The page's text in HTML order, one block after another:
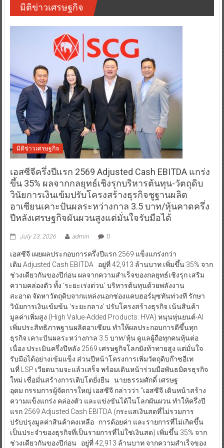
มิติข่าวเศรษฐกิจ
มิติข่าวเศรษฐกิจ
เอสซีจีครึ่งปีแรก 2569 Adjusted Cash EBITDA แกร่ง
ขึ้น 35% ผลจากกลยุทธ์เชิงรุกบริหารต้นทุน-วัตถุดิบ
วินัยการเงินเข้มปรับโครงสร้างธุรกิจชูฐานผลิต
อาเซียนเคาะปันผลระหว่างกาล 3.5 บาท/หุ้นคาดครึ่ง
ปีหลังเศรษฐกิจผันผวนสูงแต่มั่นใจรับมือได้
July 23, 2026 admin 0
เอสซีจี เผยผลประกอบการครึ่งปีแรก 2569 แข็งแกร่งกว่า
เดิม Adjusted Cash EBITDA อยู่ที่ 42,913 ล้านบาท เพิ่มขึ้น 35% จาก
ช่วงเดียวกันของปีก่อน ผลจากความสำเร็จของกลยุทธ์เชิงรุก เสริม
ความคล่องตัว ทั้ง ‘ระยะเร่งด่วน’ บริหารต้นทุนด้วยพลังงาน
สะอาด จัดหาวัตถุดิบจากแหล่งนอกช่องแคบฮอร์มุซทันท่วงที รักษา
วินัยการเงินเข้มข้น ‘ระยะกลาง’ ปรับโครงสร้างธุรกิจ เน้นสินค้า
มูลค่าเพิ่มสูง (High Value-Added Products: HVA) หนุนหุ่นยนต์-AI
เพิ่มประสิทธิภาพฐานผลิตอาเซียน ทำให้ผลประกอบการดีขึ้นทุก
ธุรกิจ เคาะปันผลระหว่างกาล 3.5 บาท/หุ้น ดูแลผู้ถือทุกคนหุ้นต่อ
เนื่อง ประเมินครึ่งปีหลัง 2569 เศรษฐกิจโลกยังท้าทายสูง แต่มั่นใจ
รับมือได้อย่างเข้มแข็ง ส่วนปีหน้าโครงการเพิ่มวัตถุดิบก๊าซอีเท
นที่ LSP เวียดนามจะแล้วเสร็จ พร้อมเดินหน้าร่วมมือพันธมิตรธุรกิจ
ใหม่ เชื่อมั่นสร้างการเติบโตยั่งยืน นายธรรมศักดิ์ เศรษฐ
อุดม กรรมการผู้จัดการใหญ่ เอสซีจี กล่าวว่า “เอสซีจี เดินหน้าสร้าง
ความแข็งแกร่ง คล่องตัว และแข่งขันได้ในโลกผันผวน ทำให้ครึ่งปี
แรก 2569 Adjusted Cash EBITDA (กระแสเงินสดที่ไม่รวมการ
ปรับปรุงมูลค่าสินค้าคงเหลือ การด้อยค่า และรายการที่ไม่เกิดขึ้น
เป็นประจำของธุรกิจที่เป็นรายการที่ไม่ใช่เงินสด) เพิ่มขึ้น 35% จาก
ช่วงเดียวกันของปีก่อน อยู่ที่ 42,913 ล้านบาท จากความสำเร็จของ